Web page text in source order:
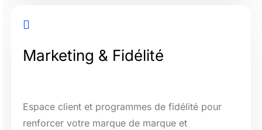

Marketing & Fidélité
Espace client et programmes de fidélité pour
renforcer votre marque de marque et